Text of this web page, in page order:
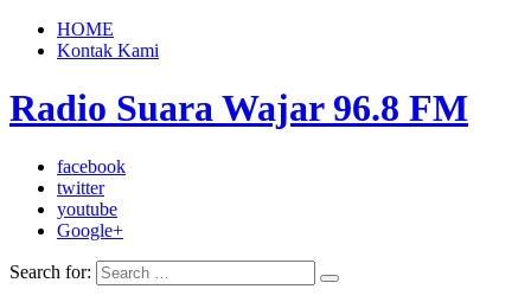
HOME
Kontak Kami
Radio Suara Wajar 96.8 FM
facebook
twitter
youtube
Google+
Search for: